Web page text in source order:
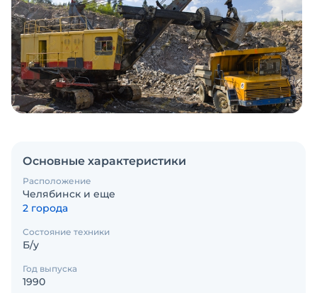
Основные характеристики
Расположение
Челябинск и еще
2 города
Состояние техники
Б/у
Год выпуска
1990